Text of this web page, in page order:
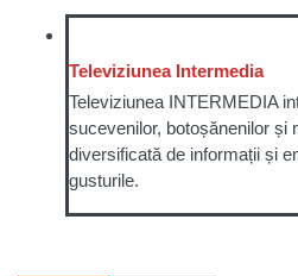
Televiziunea Intermedia
Televiziunea INTERMEDIA
sucevenilor, botoșănenilor și
diversificată de informații și
gusturile.